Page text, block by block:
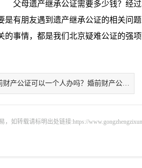
父母遗产继承公证需要多少钱？经过
是有朋友遇到遗产继承公证的相关问
的事情，都是我们北京疑难公证的强项
婚前财产公证可以一个人办吗？婚前财产公证费
，如转载请标明出处链接:https://